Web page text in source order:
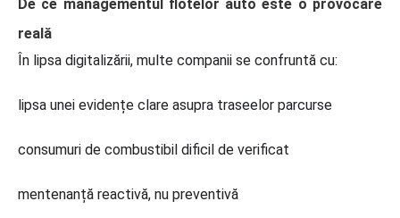
De ce managementul flotelor auto este o provocare
reală
În lipsa digitalizării, multe companii se confruntă cu:
lipsa unei evidențe clare asupra traseelor parcurse
consumuri de combustibil dificil de verificat
mentenanță reactivă, nu preventivă